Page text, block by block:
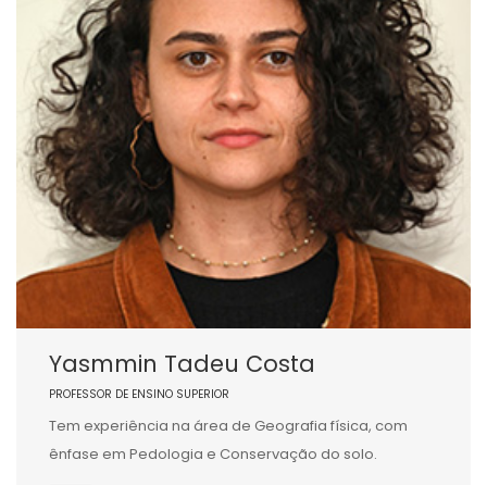
Yasmmin Tadeu Costa
PROFESSOR DE ENSINO SUPERIOR
Tem experiência na área de Geografia física, com
ênfase em Pedologia e Conservação do solo.